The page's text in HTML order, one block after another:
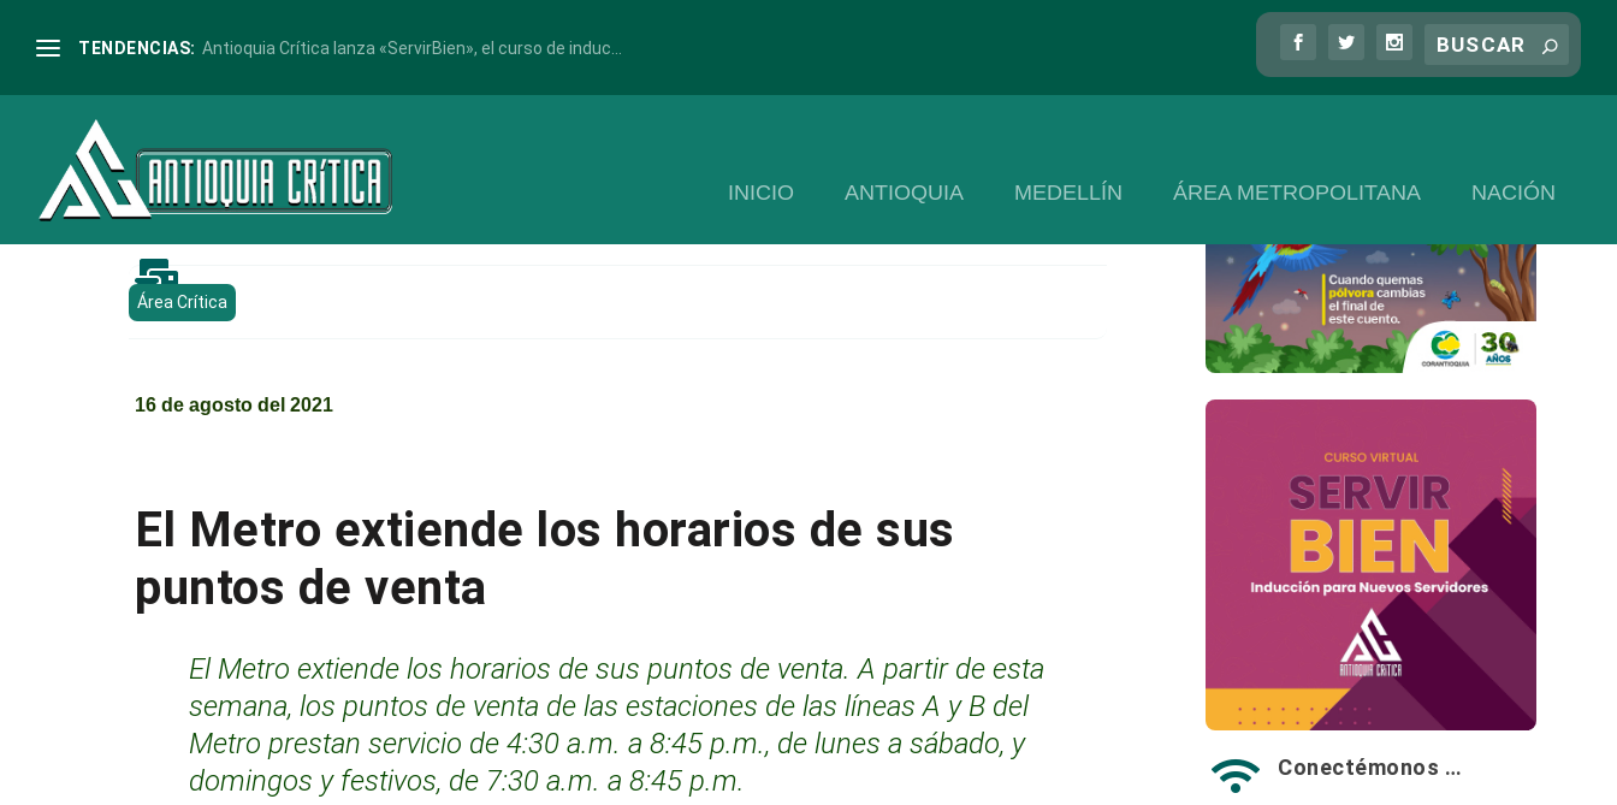
TENDENCIAS: Antioquia Crítica lanza «ServirBien», el curso de induc...
INICIO ANTIOQUIA MEDELLÍN ÁREA METROPOLITANA NACIÓN

Área Crítica
16 de agosto del 2021
El Metro extiende los horarios de sus
puntos de venta
El Metro extiende los horarios de sus puntos de venta. A partir de esta
semana, los puntos de venta de las estaciones de las líneas A y B del
Metro prestan servicio de 4:30 a.m. a 8:45 p.m., de lunes a sábado, y
domingos y festivos, de 7:30 a.m. a 8:45 p.m.
 Conectémonos …